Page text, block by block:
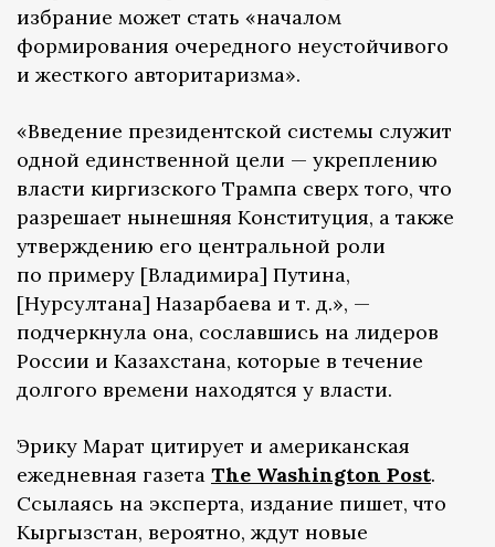
избрание может стать «началом
формирования очередного неустойчивого
и жесткого авторитаризма».
«Введение президентской системы служит
одной единственной цели — укреплению
власти киргизского Трампа сверх того, что
разрешает нынешняя Конституция, а также
утверждению его центральной роли
по примеру [Владимира] Путина,
[Нурсултана] Назарбаева и т. д.», —
подчеркнула она, сославшись на лидеров
России и Казахстана, которые в течение
долгого времени находятся у власти.
Эрику Марат цитирует и американская
ежедневная газета The Washington Post.
Ссылаясь на эксперта, издание пишет, что
Кыргызстан, вероятно, ждут новые